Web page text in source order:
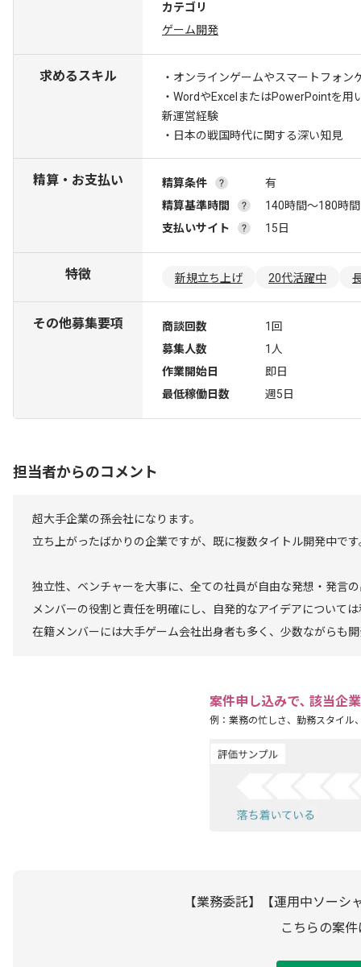
カテゴリ
ゲーム開発
求めるスキル
・オンラインゲームやスマートフォ
・WordやExcelまたはPowerPointを用
新運営経験
・日本の戦国時代に関する深い知見
精算・お支払い 精算条件
有
精算基準時間
140時間〜180時間
支払いサイト
15日
特徴 新規立ち上げ 20代活躍中
その他募集要項 商談回数
1回
募集人数
1人
作業開始日
即日
最低稼働日数
週5日
担当者からのコメント
超大手企業の孫会社になります。
立ち上がったばかりの企業ですが、既に複数タイトル開発中です
独立性、ベンチャーを大事に、全ての社員が自由な発想・発言
メンバーの役割と責任を明確にし、自発的なアイデアについて
在籍メンバーには大手ゲーム会社出身者も多く、少数ながらも
案件申し込みで､ 該当企
例：業務の忙しさ、勤務スタイル
【業務委託】【運用中ソー
こちらの案